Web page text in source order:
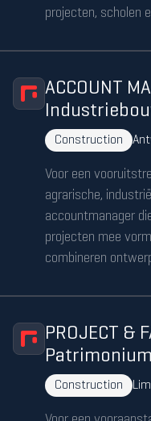
projecten, scholen
ACCOUNT
Construction
Voor een
agrarische,
accountmanager
projecten mee
combineren
PROJECT &
Patrimonium
Construction